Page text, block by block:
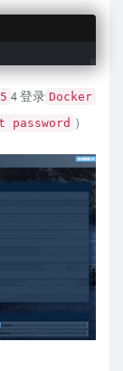
4 登录 Docker
password ）